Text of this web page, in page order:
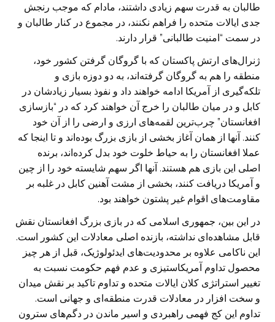
طالبان به قدرت سهم زیادی داشتند، مادام که موجب رنجش
جدی ایالات متحده را فراهم نکنند، در مجموع در کنار طالبان و
در سمت “امنیت طالبانی” قرار دارند.
ژنرال‌های ارتش پاکستان که با گروگان گرفتن کشور خود،
منطقه را هم به گروگان گرفته‌اند، به دو دوزه بازی و
تلکه‌گیری از آمریکا ادامه خواهند داد و نفوذ بسیار زیادشان در
کابل و در میان طالبان را خرج آن خواهند کرد که در “بازسازی
افغانستان” چرب‌ترین لقمه‌های ارزی و ارضی را از آن خود
کنند. آنها از همان آغاز بخشی از بازی بزرگ بوده‌اند و تا اینجا که
عملا افغانستان را به حیاط خلوت خود بدل کرده‌اند، برنده
اصلی این بازی هم هستند. آنها اگر سهم شایسته خود را از چین
و آمریکا دریافت کنند، بخشی از مشت آهنین کابل در غلبه بر
مقاومت‌های اقوام غیر پشتون خواهند بود.
در این بین، جمهوری اسلامی که در بازی بزرگ افغانستان نقش
قابل مشاهده‌ای نداشته، بازنده اصلی معادلات این کشور است.
این ناکامی علاوه بر محدودیت‌های ایدئولوژیک، قبل از هر چیز
محصول تداوم آمریکاستیزی و عدم فهم حکومت نسبت به
تغییر استراتژی کلان ایالات متحده و تداوم تاکید بر نقش میدان
و سخت افزار در معادلات قدرت منطقه‌ای و جهانی است.
تداوم این کج فهمی راهبردی و اسیر ماندن در دگم‌های سترون